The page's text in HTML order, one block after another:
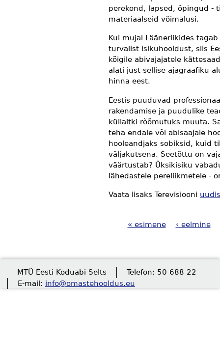
perekond, lapsed, õpingud -
materiaalseid võimalusi.
Kui mujal Lääneriikides
turvalist isikuhooldust, siis
kõigile abivajajatele
alati just sellise ajagraafiku
hinna eest.
Eestis puuduvad
rakendamise ja puudulike
küllaltki rõõmutuks muuta.
teha endale või abisaajale
hooleandjaks sobiksid, kuid
väljakutsena. Seetõttu on
väärtustab? Üksikisiku
lähedastele pereliikmetele -
Vaata lisaks Terevisiooni
Lehed« esimene ‹ eelmine
MTÜ Eesti Koduabi Selts
Telefon: 50 688 22
E-mail: info@omastehooldus.eu